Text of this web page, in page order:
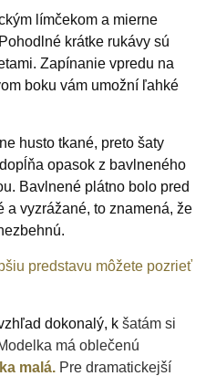
límčekom a mierne
krátke rukávy sú
Zapínanie vpredu na
boku vám umožní ľahké
husto tkané, preto šaty
opasok z bavlneného
Bavlnené plátno bolo pred
a vyzrážané, to znamená, že
predstavu môžete pozrieť
dokonalý, k šatám si
má oblečenú
malá. Predramatickejší